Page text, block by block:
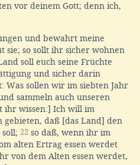
vor deinem Gott; denn ich,
und bewahrt meine
sie; so sollt ihr sicher wohnen
soll euch seine Früchte
und sicher darin
Was sollen wir im siebten Jahr
sammeln auch unseren
ihr wissen:] Ich will im
gebieten, daß [das Land] den
22 so daß, wenn ihr im
alten Ertrag essen werdet
von dem Alten essen werdet,